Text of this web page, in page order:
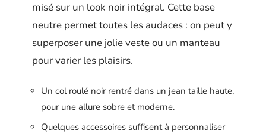
misé sur un look noir intégral. Cette base
neutre permet toutes les audaces : on peut y
superposer une jolie veste ou un manteau
pour varier les plaisirs.
Un col roulé noir rentré dans un jean taille haute,
pour une allure sobre et moderne.
Quelques accessoires suffisent à personnaliser